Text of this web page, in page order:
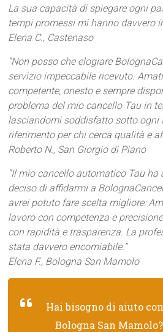
La sua capacità di spiegare ogni
tempi promessi mi hanno davvero
Elena C., Castenaso
“Non posso che elogiare
servizio impeccabile ricevuto.
competente, onesto e sempre
problema del mio cancello Tau in
lasciandomi soddisfatto sotto ogni
riferimento per chi cerca qualità e
Roberto N., San Giorgio di Piano
“Il mio cancello automatico Tau
deciso di affidarmi a
avrei potuto fare scelta migliore:
lavoro con competenza e
con rapidità e trasparenza. La
stata davvero encomiabile.”
Elena F., Bologna San Mamolo
Hai bisogno di aiuto
Bologna San